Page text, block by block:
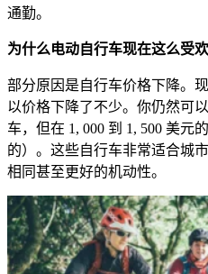
通勤。
为什么电动自行车现在这么受欢
部分原因是自行车价格下降。
以价格下降了不少。你仍然可
车，但在 1, 000 到 1, 500 美元
的）。这些自行车非常适合城
相同甚至更好的机动性。